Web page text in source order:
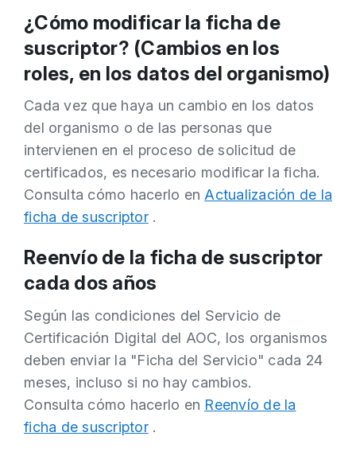
¿Cómo modificar la ficha de
suscriptor? (Cambios en los
roles, en los datos del organismo)
Cada vez que haya un cambio en los datos
del organismo o de las personas que
intervienen en el proceso de solicitud de
certificados, es necesario modificar la ficha.
Consulta cómo hacerlo en Actualización de la
ficha de suscriptor.
Reenvío de la ficha de suscriptor
cada dos años
Según las condiciones del Servicio de
Certificación Digital del AOC, los organismos
deben enviar la "Ficha del Servicio" cada 24
meses, incluso si no hay cambios.
Consulta cómo hacerlo en Reenvío de la
ficha de suscriptor.